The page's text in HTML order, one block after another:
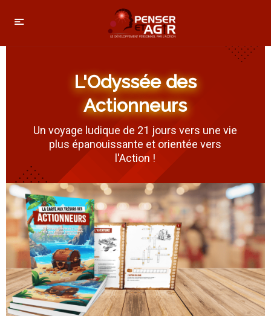
L'Odyssée des
Actionneurs
Un voyage ludique de 21 jours vers une vie
plus épanouissante et orientée vers
l'Action !